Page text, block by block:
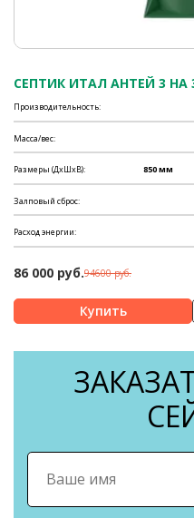
СЕПТИК ИТАЛ АНТЕЙ 3 НА
Производительность:
Масса/вес:
Размеры (ДхШхВ): 850 мм
Залповый сброс:
Расход энергии:
86 000 руб.94600 руб.